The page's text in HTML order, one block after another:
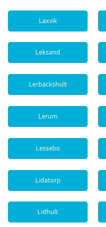
Laxvik
Leksand
Lerbäckshult
Lerum
Lessebo
Lidatorp
Lidhult